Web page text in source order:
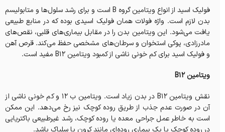
فولیک اسید از انواع ویتامین گروه B است و برای رشد سلول‌ها و متابولیسم
بدن لازم است. واژه فولات همان فولیک اسیدی بوده که در منابع طبیعی
یافت می‌شود. این ویتامین بدن را در مقابل بیماری‌های قلبی، نقص‌های
مادرزادی، پوکی استخوان و سرطان‌های مشخصی حفظ می‌کند. قرص آهن
و فولیک اسید برای کم خونی ناشی از کمبود ویتامین B12 مفید است.
ویتامین B12
نقش ویتامین B12 در بدن زیاد است. ویتامین ب 12 و کم خونی ناشی از
آن در صورت عدم جذب از طریق روده کوچک نیز رخ می‌دهد. این ممکن
است به خاطر عمل جراحی معده یا روده کوچک، رشد غیرطبیعی باکتریایی
در روده کوچک یا یک بیماری روده‌ای مانند کرون یا سلیاک باشد.